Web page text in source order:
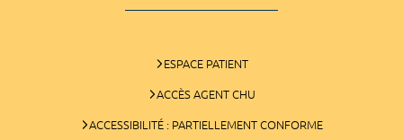
ESPACE PATIENT
ACCÈS AGENT CHU
ACCESSIBILITÉ : PARTIELLEMENT CONFORME